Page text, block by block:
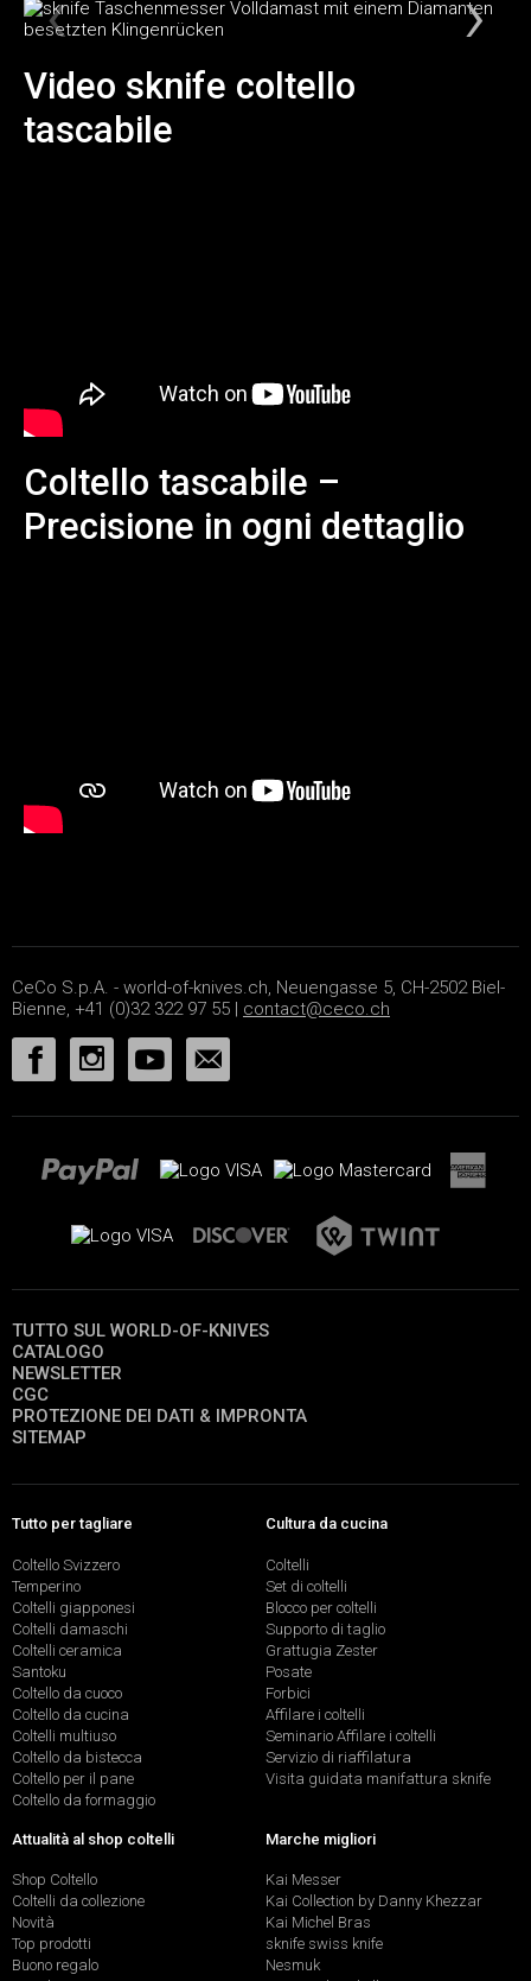
Video sknife coltello
tascabile
Coltello tascabile –
Precisione in ogni dettaglio
CeCo S.p.A. - world-of-knives.ch, Neuengasse 5, CH-2502 Biel-
Bienne, +41 (0)32 322 97 55 | contact@ceco.ch
TUTTO SUL WORLD-OF-KNIVES
CATALOGO
NEWSLETTER
CGC
PROTEZIONE DEI DATI & IMPRONTA
SITEMAP
Tutto per tagliare
Coltello Svizzero
Temperino
Coltelli giapponesi
Coltelli damaschi
Coltelli ceramica
Santoku
Coltello da cuoco
Coltello da cucina
Coltelli multiuso
Coltello da bistecca
Coltello per il pane
Coltello da formaggio
Cultura da cucina
Coltelli
Set di coltelli
Blocco per coltelli
Supporto di taglio
Grattugia Zester
Posate
Forbici
Affilare i coltelli
Seminario Affilare i coltelli
Servizio di riaffilatura
Visita guidata manifattura sknife
Attualità al shop coltelli
Shop Coltello
Coltelli da collezione
Novità
Top prodotti
Buono regalo
Marche migliori
Kai Messer
Kai Collection by Danny Khezzar
Kai Michel Bras
sknife swiss knife
Nesmuk